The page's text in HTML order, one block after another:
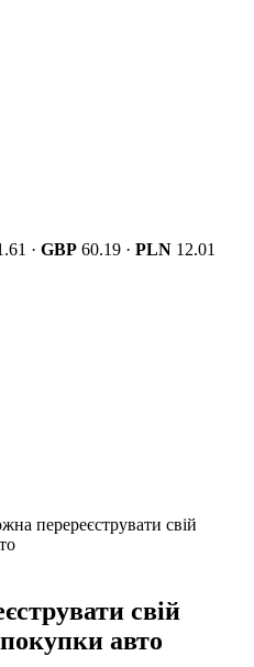
· GBP 60.19 · PLN 12.01
перереєструвати свій
свій
авто